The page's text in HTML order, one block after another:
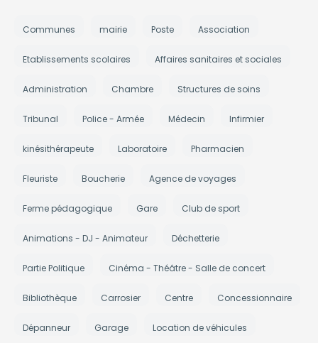
Communes mairie Poste Association
Etablissements scolaires Affaires sanitaires et sociales
Administration Chambre Structures de soins
Tribunal Police - Armée Médecin Infirmier
kinésithérapeute Laboratoire Pharmacien
Fleuriste Boucherie Agence de voyages
Ferme pédagogique Gare Club de sport
Animations - DJ - Animateur Déchetterie
Partie Politique Cinéma - Théâtre - Salle de concert
Bibliothèque Carrosier Centre Concessionnaire
Dépanneur Garage Location de véhicules